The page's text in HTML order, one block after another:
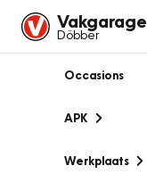
Vakgarage
Döbber
Occasions
APK
Werkplaats